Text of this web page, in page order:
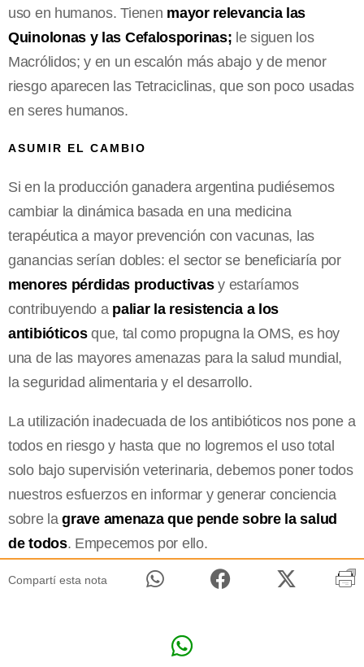
uso en humanos. Tienen mayor relevancia las
Quinolonas y las Cefalosporinas; le siguen los
Macrólidos; y en un escalón más abajo y de menor
riesgo aparecen las Tetraciclinas, que son poco usadas
en seres humanos.
ASUMIR EL CAMBIO
Si en la producción ganadera argentina pudiésemos
cambiar la dinámica basada en una medicina
terapéutica a mayor prevención con vacunas, las
ganancias serían dobles: el sector se beneficiaría por
menores pérdidas productivasy estaríamos
contribuyendo a paliar la resistencia a los
antibióticosque, tal como propugna la OMS, es hoy
una de las mayores amenazas para la salud mundial,
la seguridad alimentaria y el desarrollo.
La utilización inadecuada de los antibióticos nos pone a
todos en riesgo y hasta que no logremos el uso total
solo bajo supervisión veterinaria, debemos poner todos
nuestros esfuerzos en informar y generar conciencia
sobre la grave amenaza que pende sobre la salud
de todos. Empecemos por ello.
Compartí esta nota